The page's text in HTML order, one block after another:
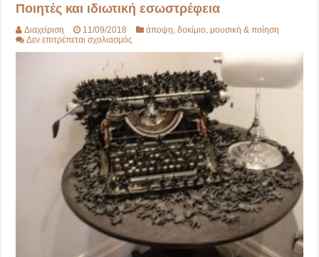
Ποιητές και ιδιωτική εσωστρέφεια
Διαχείριση 11/09/2018 άποψη ,δοκίμιο ,μουσική & ποίηση
Δεν επιτρέπεται σχολιασμός
εσωστρέφεια